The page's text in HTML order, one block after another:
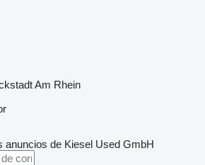
Am Rhein
anuncios de Kiesel Used GmbH